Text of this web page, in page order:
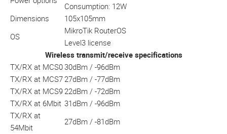
Consumption: 12W
Dimensions
105x105mm
OS
MikroTik RouterOS
Level3 license
Wireless transmit/receive specifications
TX/RX at MCS030dBm / -96dBm
TX/RX at MCS727dBm / -77dBm
TX/RX at MCS922dBm / -72dBm
TX/RX at 6Mbit 31dBm / -96dBm
TX/RX at
54Mbit
27dBm / -81dBm